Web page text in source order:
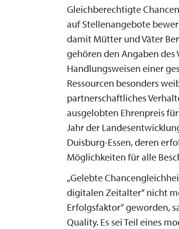
Gleichberechtigte
auf Stellenangebote
damit Mütter und Väter
gehören den Angaben des
Handlungsweisen einer
Ressourcen besonders
partnerschaftliches
ausgelobten Ehrenpreis
Jahr der
Duisburg-Essen, deren
Möglichkeiten für alle
„Gelebte
digitalen Zeitalter“ nicht
Erfolgsfaktor“ geworden,
Quality. Es sei Teil eines